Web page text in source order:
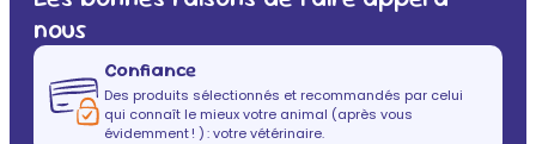
nous
Confiance
Des produits sélectionnés et recommandés par celui
qui connaît le mieux votre animal (après vous
évidemment ! ) : votre vétérinaire.